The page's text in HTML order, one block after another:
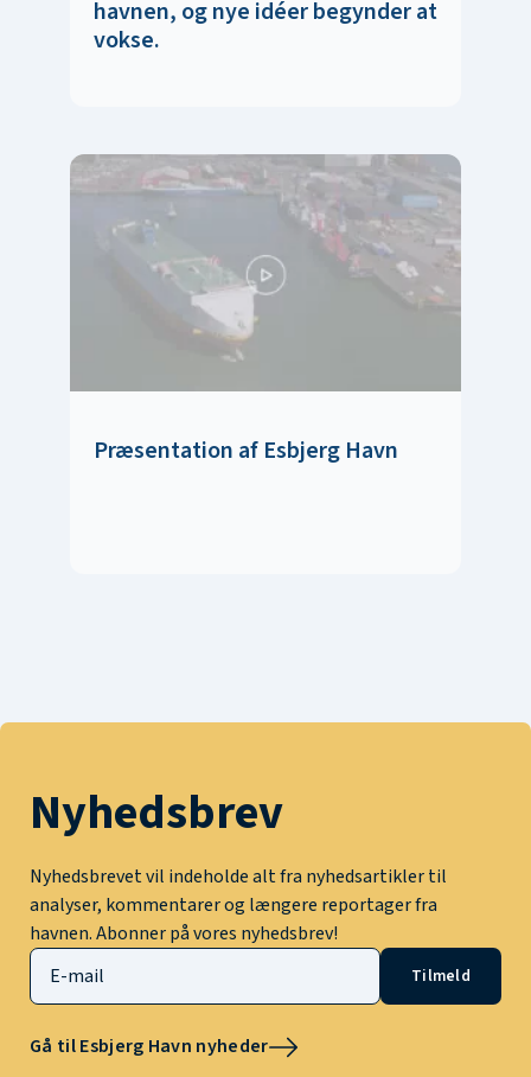
havnen, og nye idéer begynder at
vokse.
Præsentation af Esbjerg Havn
Nyhedsbrev
Nyhedsbrevet vil indeholde alt fra nyhedsartikler til
analyser, kommentarer og længere reportager fra
havnen. Abonner på vores nyhedsbrev!
Tilmeld
Gå til Esbjerg Havn nyheder